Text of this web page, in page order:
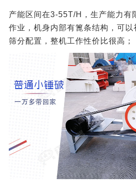
产能区间在3-55T/H，生产能力有
作业，机身内部有篦条结构，可
筛分配置，整机工作性价比很高；